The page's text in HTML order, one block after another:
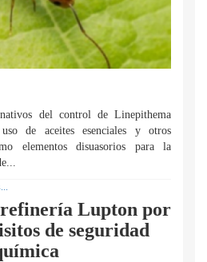
del control de Linepithema
de aceites esenciales y otros
elementos disuasorios para la
Lupton por
de seguridad